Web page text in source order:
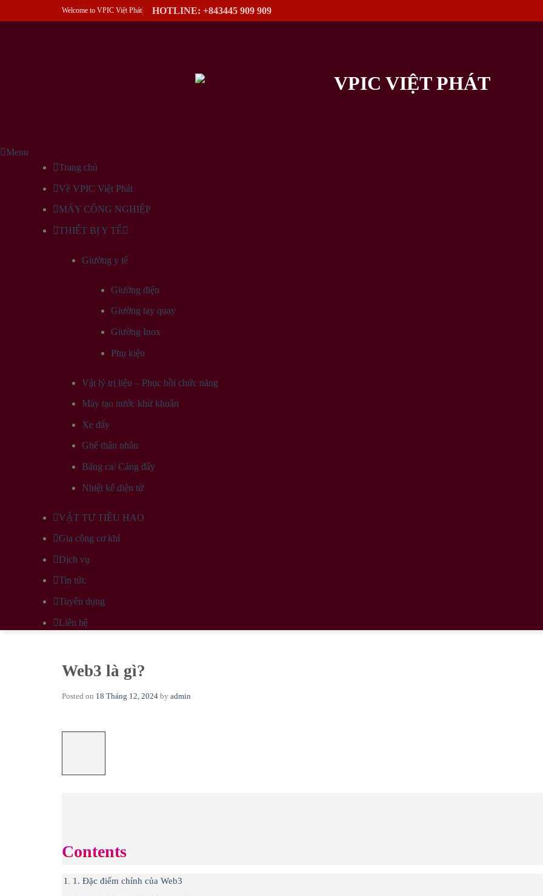
to
Welcome to VPIC Việt Phát HOTLINE: +843445 909 909
Menu
Trang chủ
Về VPIC Việt Phát
MÁY CÔNG NGHIỆP
THIẾT BỊ Y TẾ
Giường y tế
Giường điện
Giường tay quay
Giường Inox
Phụ kiện
Vật lý trị liệu – Phục hồi chức năng
Máy tạo nước khử khuẩn
Xe đẩy
Ghế thân nhân
Băng ca/ Cáng đẩy
Nhiệt kế điện tử
VẬT TƯ TIÊU HAO
Gia công cơ khí
Dịch vụ
Tin tức
Tuyển dụng
Liên hệ
Web3 là gì?
Posted on 18 Tháng 12, 2024 by admin
Contents
1. Đặc điểm chính của Web3